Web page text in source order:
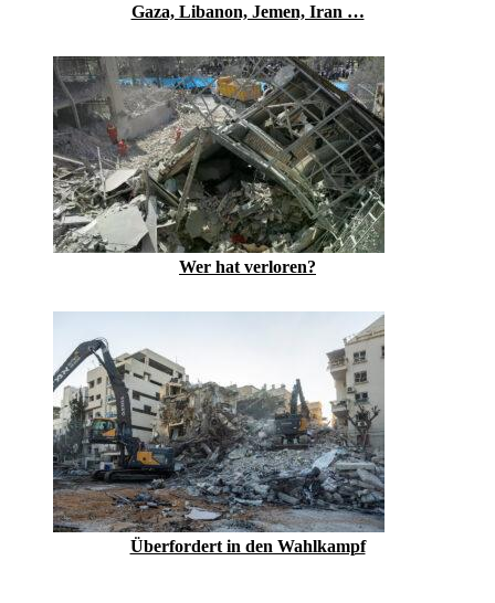
Gaza, Libanon, Jemen, Iran …
Wer hat verloren?
Überfordert in den Wahlkampf